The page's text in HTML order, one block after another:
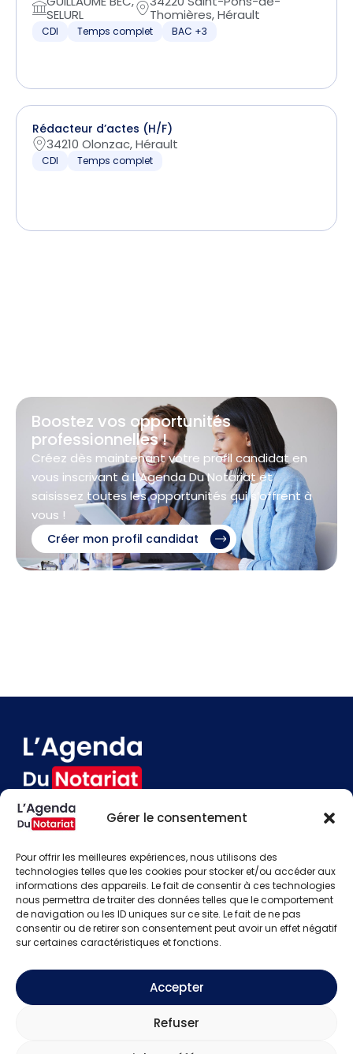
Gérer le consentement
Pour offrir les meilleures expériences, nous utilisons des
technologies telles que les cookies pour stocker et/ou accéder aux
informations des appareils. Le fait de consentir à ces technologies
nous permettra de traiter des données telles que le comportement
de navigation ou les ID uniques sur ce site. Le fait de ne pas
consentir ou de retirer son consentement peut avoir un effet négatif
sur certaines caractéristiques et fonctions.
Accepter
Refuser
SELURL
Thomières, Hérault
CDI Temps complet BAC +3
Rédacteur d’actes (H/F)
34210 Olonzac, Hérault
CDI Temps complet
Boostez vos opportunités
professionnelles !
Créez dès maintenant votre profil candidat en
vous inscrivant à L’Agenda Du Notariat et
saisissez toutes les opportunités qui s’offrent à
vous !
Créer mon profil candidat
Contact
Besoin d'aide
Actualités
Évènements
Offres d'emploi
Candidats
S'identifier
Politique de confidentialité